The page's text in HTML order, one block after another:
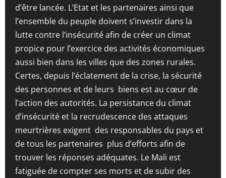
d’être lancée. L’Etat et les partenaires ainsi que
l’ensemble du peuple doivent s’investir dans la
lutte contre l’insécurité afin de créer un climat
propice pour l’exercice des activités économiques
aussi bien dans les villes que des zones rurales.
Certes, depuis l’éclatement de la crise, la sécurité
des personnes et de leurs biens est au cœur de
l’action des autorités. La persistance du climat
d’insécurité et la recrudescence des attaques
meurtrières exigent des responsables du pays et
de tous les partenaires plus d’efforts afin de
trouver les réponses adéquates. Le Mali est
fatiguée de compter ses morts et de subir des